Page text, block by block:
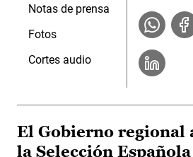
Notas de prensa
Fotos
Cortes audio
El Gobierno regional
la Selección